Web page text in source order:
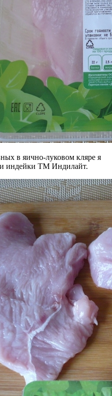
в яично-луковом кляре я
индейки ТМ Индилайт.